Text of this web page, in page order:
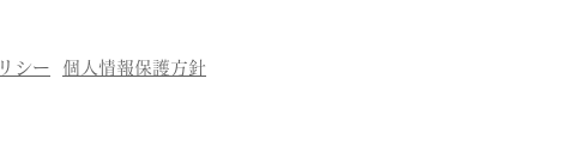
方法につきましてご連絡致します。)
０００円
シー 個人情報保護方針